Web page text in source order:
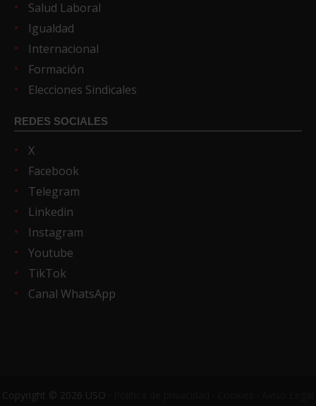
Salud Laboral
Igualdad
Internacional
Formación
Elecciones Sindicales
REDES SOCIALES
X
Facebook
Telegram
Linkedin
Instagram
Youtube
TikTok
Canal WhatsApp
Copyright © 2026 USO ·